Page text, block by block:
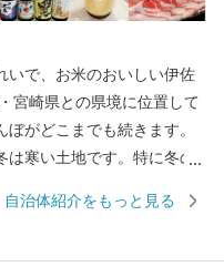
いで、お米のおいしい伊佐
がどこまでも続きます。
寒い土地です。特に冬の
けた自治体です。
自治体紹介をもっと見る